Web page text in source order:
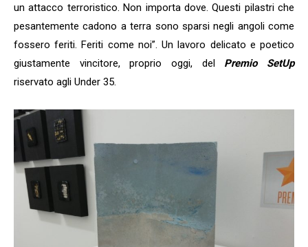
un attacco terroristico. Non importa dove. Questi pilastri che
pesantemente cadono a terra sono sparsi negli angoli come
fossero feriti. Feriti come noi”. Un lavoro delicato e poetico
giustamente vincitore, proprio oggi, del Premio SetUp
riservato agli Under 35.